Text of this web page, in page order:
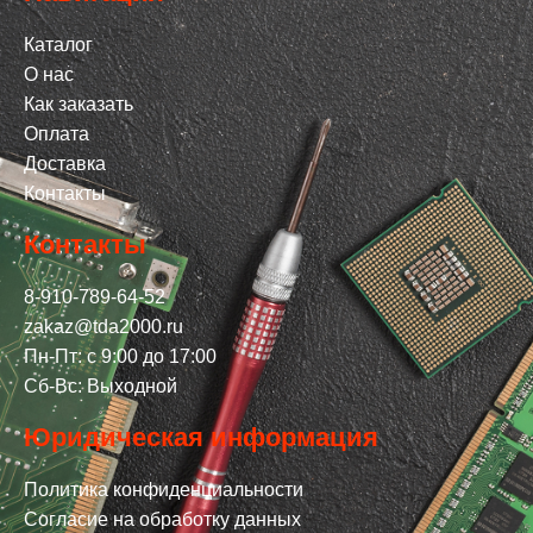
Каталог
О нас
Как заказать
Оплата
Доставка
Контакты
Контакты
8-910-789-64-52
zakaz@tda2000.ru
Пн-Пт: с 9:00 до 17:00
Сб-Вс: Выходной
Юридическая информация
Политика конфиденциальности
Согласие на обработку данных